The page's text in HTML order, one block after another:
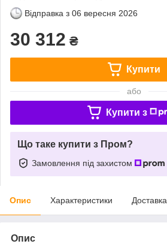
Відправка з 06 вересня 2026
30 312 ₴
Купити
або
Купити з
Що таке купити з Пром?
Замовлення під захистом
Опис Характеристики Доставка
Опис